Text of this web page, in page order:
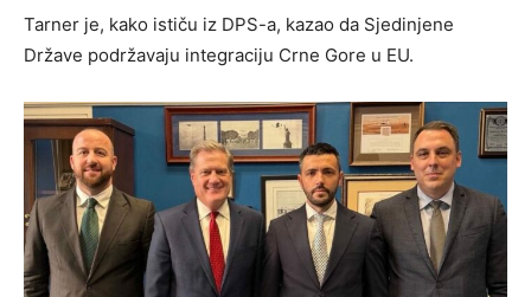
Tarner je, kako ističu iz DPS-a, kazao da Sjedinjene
Države podržavaju integraciju Crne Gore u EU.